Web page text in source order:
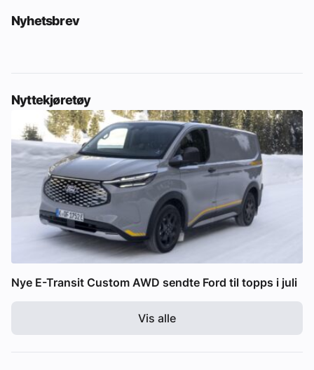
Nyhetsbrev
Nyttekjøretøy
Nye E-Transit Custom AWD sendte Ford til topps i juli
Vis alle